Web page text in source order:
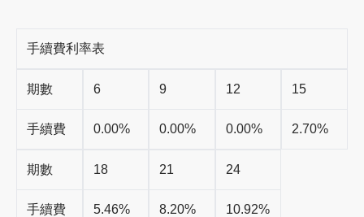
手續費利率表
期數
手續費
6
0.00%
9
0.00%
12
0.00%
15
2.70%
期數
手續費
18
5.46%
21
8.20%
24
10.92%